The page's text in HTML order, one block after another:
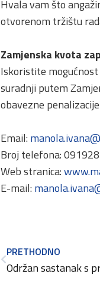
Hvala vam što
otvorenom tržištu
Zamjenska kvota
Iskoristite
suradnji putem
obavezne
Email:
Broj telefona:
Web stranica:
E-mail:
PRETHODNO